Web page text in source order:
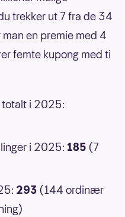
trekker ut 7 fra de 34
en premie med 4
femte kupong med ti
i 2025:
i 2025: 185 (7
293 (144 ordinær